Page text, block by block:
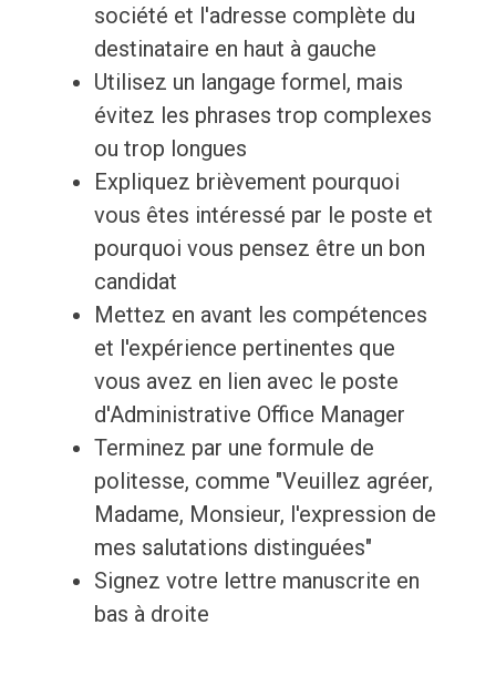
société et l'adresse complète du
destinataire en haut à gauche
Utilisez un langage formel, mais
évitez les phrases trop complexes
ou trop longues
Expliquez brièvement pourquoi
vous êtes intéressé par le poste et
pourquoi vous pensez être un bon
candidat
Mettez en avant les compétences
et l'expérience pertinentes que
vous avez en lien avec le poste
d'Administrative Office Manager
Terminez par une formule de
politesse, comme "Veuillez agréer,
Madame, Monsieur, l'expression de
mes salutations distinguées"
Signez votre lettre manuscrite en
bas à droite